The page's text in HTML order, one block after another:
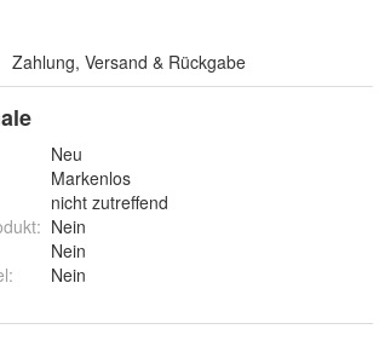
Zahlung, Versand & Rückgabe
Neu
Markenlos
nicht zutreffend
: Nein
Nein
: Nein